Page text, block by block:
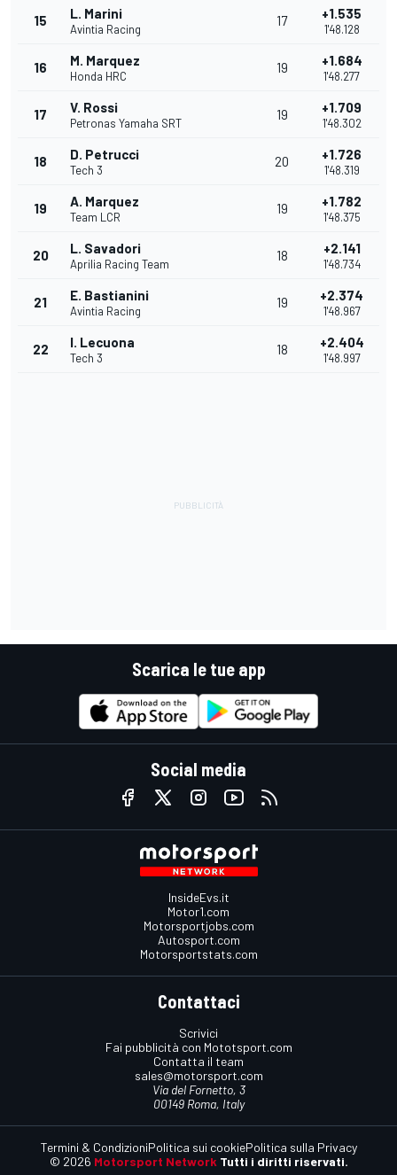
15 L. Marini
Avintia Racing
17 +1.535
1'48.128
16 M. Marquez
Honda HRC
19 +1.684
1'48.277
17 V. Rossi
Petronas Yamaha SRT
19 +1.709
1'48.302
18 D. Petrucci
Tech 3
20 +1.726
1'48.319
19 A. Marquez
Team LCR
19 +1.782
1'48.375
20 L. Savadori
Aprilia Racing Team
18 +2.141
1'48.734
21 E. Bastianini
Avintia Racing
19 +2.374
1'48.967
22 I. Lecuona
Tech 3
18 +2.404
1'48.997
Scarica le tue app
Social media
InsideEvs.it
Motor1.com
Motorsportjobs.com
Autosport.com
Motorsportstats.com
Contattaci
Scrivici
Fai pubblicità con Mototsport.com
Contatta il team
sales@motorsport.com
Via del Fornetto, 3
00149 Roma, Italy
© 2026 Motorsport Network Tutti i diritti riservati.
Termini & CondizioniPolitica sui cookiePolitica sulla Privacy